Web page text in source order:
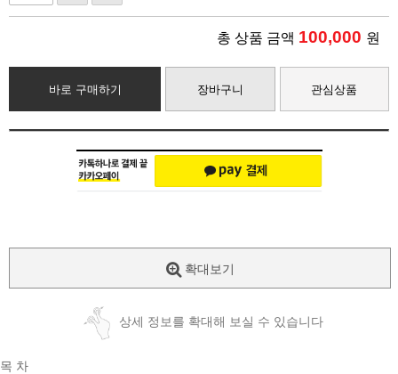
총 상품 금액 100,000 원
바로 구매하기 장바구니 관심상품
확대보기
상세 정보를 확대해 보실 수 있습니다
목 차